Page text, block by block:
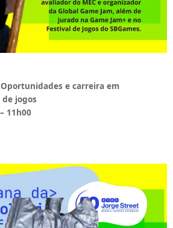
Oportunidades e carreira em
jogos
11h00